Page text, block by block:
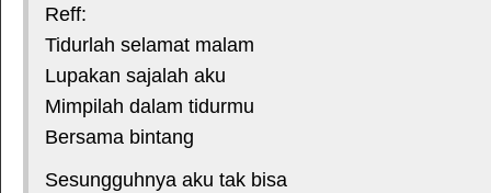
Reff:
Tidurlah selamat malam
Lupakan sajalah aku
Mimpilah dalam tidurmu
Bersama bintang
Sesungguhnya aku tak bisa